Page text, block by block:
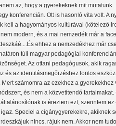
az, hogy a gyerekeknek mit mutatunk.
konferencián. Ott is hasonló vita volt. A
kell a hagyományos kultúrával (kötelező
modern, és a mai nemzedék már a
ehhez a nemzedékhez már
túli magyar pedagógiai
Az ottani pedagógusok, akik
és az identitásmegőrzéshez fontos
Mert számomra az ezekhez a gyerekekhez
és nem a közvetítendő tartalmakat.
is éreztem ezt, szerintem
Speciel a cigánygyerekekre, akiknek
nincs, rájuk nem. Akkor nem